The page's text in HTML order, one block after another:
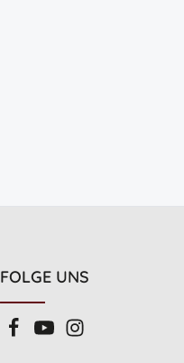
FOLGE UNS